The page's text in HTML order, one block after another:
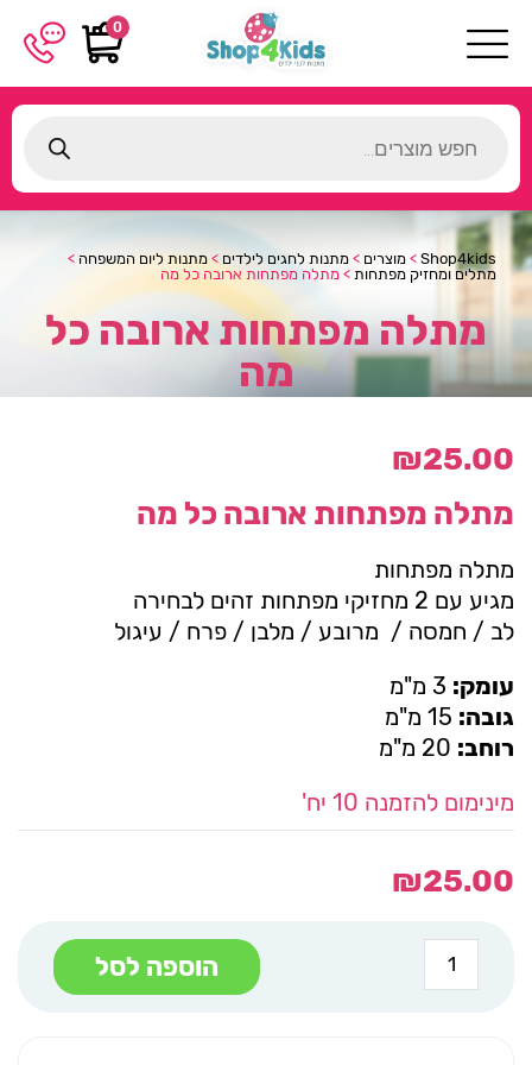
0
search
Shop4kids
> מוצרים > מתנות לחגים לילדים > מתנות ליום המשפחה >
מתלים ומחזיק מפתחות > מתלה מפתחות ארובה כל מה
מתלה מפתחות ארובה כל
מה
₪25.00
מתלה מפתחות ארובה כל מה
מתלה מפתחות
מגיע עם 2 מחזיקי מפתחות זהים לבחירה
לב / חמסה / מרובע / מלבן / פרח / עיגול
עומק:
גובה:
רוחב:
מינימום להזמנה 10 יח'
₪25.00
כמות
של
מתלה
הוספה לסל